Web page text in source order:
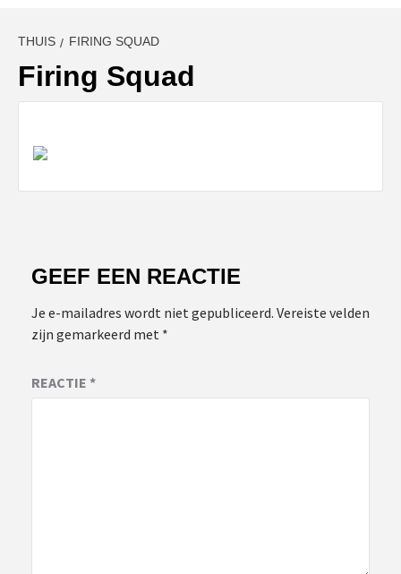
THUIS FIRING SQUAD
Firing Squad
GEEF EEN REACTIE
Je e-mailadres wordt niet gepubliceerd. Vereiste velden
zijn gemarkeerd met *
REACTIE *